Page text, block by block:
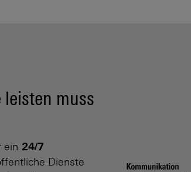
muss
ein 24/7
Dienste